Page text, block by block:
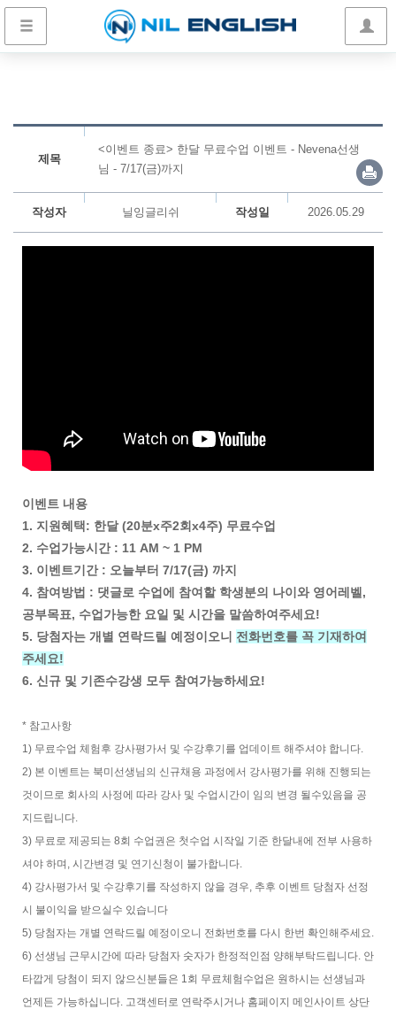
제목
<이벤트 종료> 한달 무료수업 이벤트 - Nevena선생
님 - 7/17(금)까지
작성자 닐잉글리쉬 작성일 2026.05.29
이벤트 내용
1. 지원혜택: 한달 (20분x주2회x4주) 무료수업
2. 수업가능시간 : 11 AM ~ 1 PM
3. 이벤트기간 : 오늘부터 7/17(금) 까지
4. 참여방법 : 댓글로 수업에 참여할 학생분의 나이와 영어레벨,
공부목표, 수업가능한 요일 및 시간을 말씀하여주세요!
5. 당첨자는 개별 연락드릴 예정이오니 전화번호를 꼭 기재하여
주세요!
6. 신규 및 기존수강생 모두 참여가능하세요!
* 참고사항
1) 무료수업 체험후 강사평가서 및 수강후기를 업데이트 해주셔야 합니다.
2) 본 이벤트는 북미선생님의 신규채용 과정에서 강사평가를 위해 진행되는
것이므로 회사의 사정에 따라 강사 및 수업시간이 임의 변경 될수있음을 공
지드립니다.
3) 무료로 제공되는 8회 수업권은 첫수업 시작일 기준 한달내에 전부 사용하
셔야 하며, 시간변경 및 연기신청이 불가합니다.
4) 강사평가서 및 수강후기를 작성하지 않을 경우, 추후 이벤트 당첨자 선정
시 불이익을 받으실수 있습니다
5) 당첨자는 개별 연락드릴 예정이오니 전화번호를 다시 한번 확인해주세요.
6) 선생님 근무시간에 따라 당첨자 숫자가 한정적인점 양해부탁드립니다. 안
타깝게 당첨이 되지 않으신분들은 1회 무료체험수업은 원하시는 선생님과
언제든 가능하십니다. 고객센터로 연락주시거나 홈페이지 메인사이트 상단